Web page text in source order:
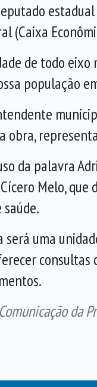
(Caixa
de todo
população
obra,
da palavra
Melo,
uma
consultas
da